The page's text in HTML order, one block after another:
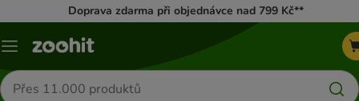
Doprava zdarma při objednávce nad 799 Kč**
Menu
Hledat
produkty